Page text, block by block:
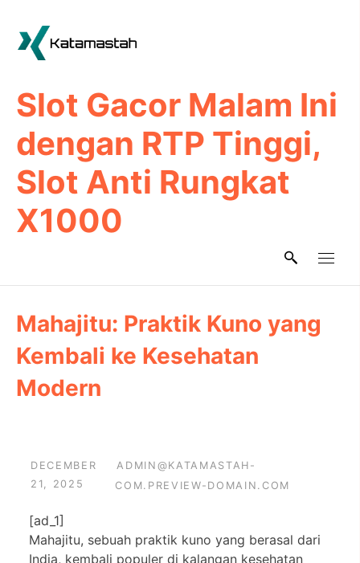
content
Slot Gacor Malam Ini
dengan RTP Tinggi,
Slot Anti Rungkat
X1000
Mahajitu: Praktik Kuno yang
Kembali ke Kesehatan
Modern
DECEMBER
21, 2025
ADMIN@KATAMASTAH-
COM.PREVIEW-DOMAIN.COM
[ad_1]
Mahajitu, sebuah praktik kuno yang berasal dari
India, kembali populer di kalangan kesehatan